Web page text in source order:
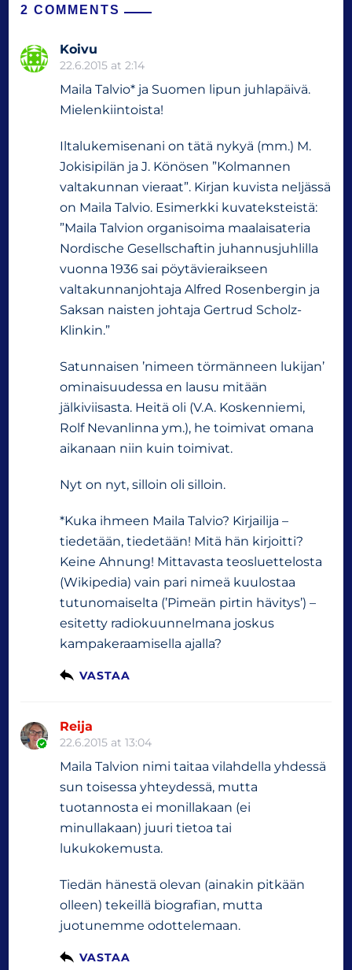
2 COMMENTS
Koivu
22.6.2015 at 2:14
Maila Talvio* ja Suomen lipun juhlapäivä.
Mielenkiintoista!
Iltalukemisenani on tätä nykyä (mm.) M.
Jokisipilän ja J. Könösen ”Kolmannen
valtakunnan vieraat”. Kirjan kuvista neljässä
on Maila Talvio. Esimerkki kuvateksteistä:
”Maila Talvion organisoima maalaisateria
Nordische Gesellschaftin juhannusjuhlilla
vuonna 1936 sai pöytävieraikseen
valtakunnanjohtaja Alfred Rosenbergin ja
Saksan naisten johtaja Gertrud Scholz-
Klinkin.”
Satunnaisen ’nimeen törmänneen lukijan’
ominaisuudessa en lausu mitään
jälkiviisasta. Heitä oli (V.A. Koskenniemi,
Rolf Nevanlinna ym.), he toimivat omana
aikanaan niin kuin toimivat.
Nyt on nyt, silloin oli silloin.
*Kuka ihmeen Maila Talvio? Kirjailija –
tiedetään, tiedetään! Mitä hän kirjoitti?
Keine Ahnung! Mittavasta teosluettelosta
(Wikipedia) vain pari nimeä kuulostaa
tutunomaiselta (’Pimeän pirtin hävitys’) –
esitetty radiokuunnelmana joskus
kampakeraamisella ajalla?
VASTAA
Reija
22.6.2015 at 13:04
Maila Talvion nimi taitaa vilahdella yhdessä
sun toisessa yhteydessä, mutta
tuotannosta ei monillakaan (ei
minullakaan) juuri tietoa tai
lukukokemusta.
Tiedän hänestä olevan (ainakin pitkään
olleen) tekeillä biografian, mutta
juotunemme odottelemaan.
VASTAA